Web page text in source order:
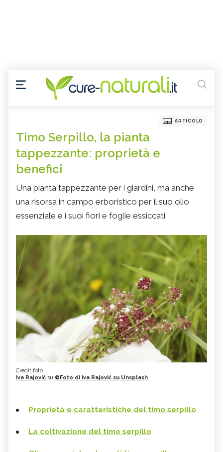
ARTICOLO
Timo Serpillo, la pianta
tappezzante: proprietà e
benefici
Una pianta tappezzante per i giardini, ma anche
una risorsa in campo erboristico per il suo olio
essenziale e i suoi fiori e foglie essiccati
Credit foto
Iva Rajović su ©Foto di Iva Rajović su Unsplash
Proprietà e caratteristiche del timo serpillo
La coltivazione del timo serpillo